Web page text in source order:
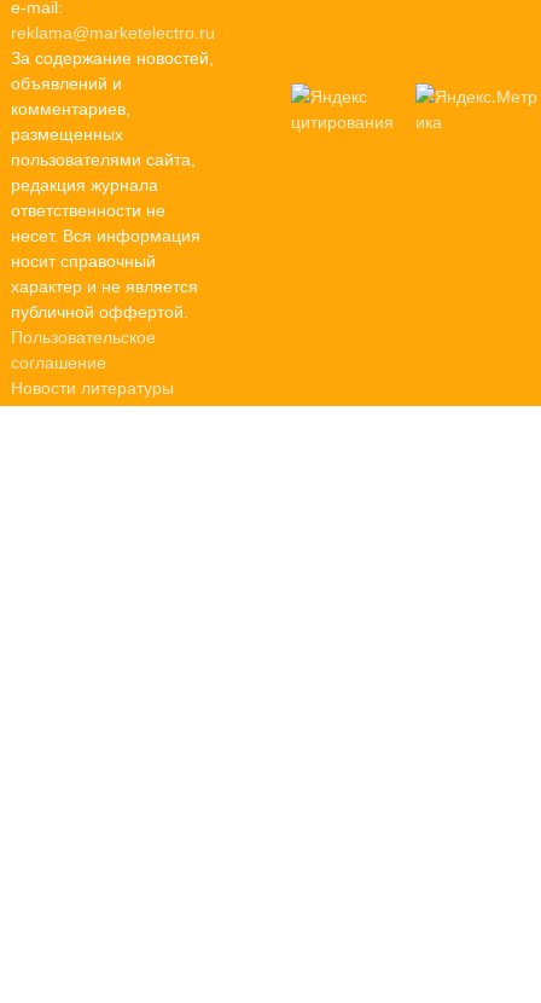
e-mail:
reklama@marketelectro.ru
За содержание новостей,
объявлений и
комментариев,
размещенных
пользователями сайта,
редакция журнала
ответственности не
несет. Вся информация
носит справочный
характер и не является
публичной оффертой.
Пользовательское
соглашение
Новости литературы